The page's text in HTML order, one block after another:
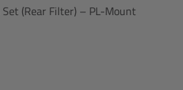
Add-on Set (Rear Filter) – PL-Mount